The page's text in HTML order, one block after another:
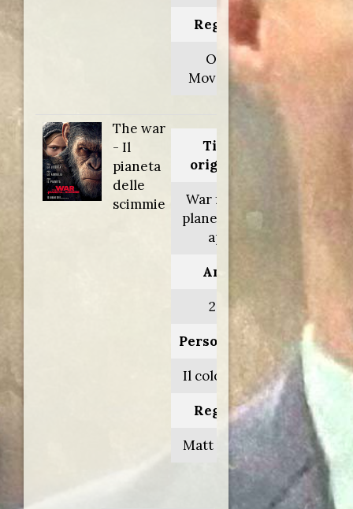
Regia di:
Oren
Moverman
The war
- Il
pianeta
delle
scimmie
Titolo
originale:
War for the
planet of the
apes
Anno:
2017
Personaggio:
Il colonnello
Regia di:
Matt Reeves